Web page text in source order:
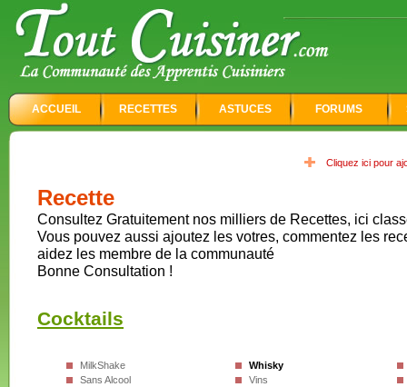
ACCUEIL RECETTES ASTUCES FORUMS
Cliquez ici pour
Recette
Consultez Gratuitement nos milliers de Recettes, ici
Vous pouvez aussi ajoutez les votres, commentez les
aidez les membre de la communauté
Bonne Consultation !
Cocktails
MilkShake
Whisky
Sans Alcool
Vins